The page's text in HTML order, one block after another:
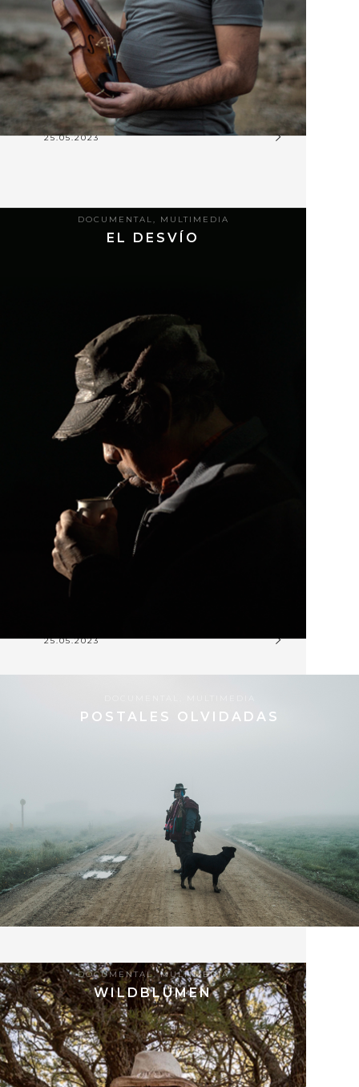
25.05.2023
25.05.2023
DOCUMENTAL, MULTIMEDIA
EL DESVÍO
21.05.2023
POSTALES OLVIDADAS
9
DOCUMENTAL,MULTIMEDIA
WILDBLUMEN